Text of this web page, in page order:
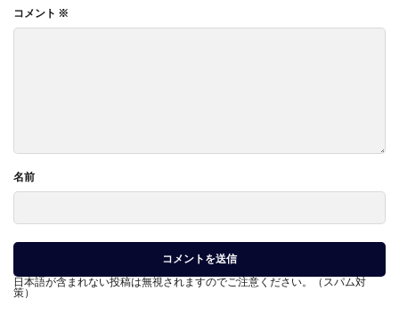
コメント ※
名前
日本語が含まれない投稿は無視されますのでご注意ください。（スパム対
策）